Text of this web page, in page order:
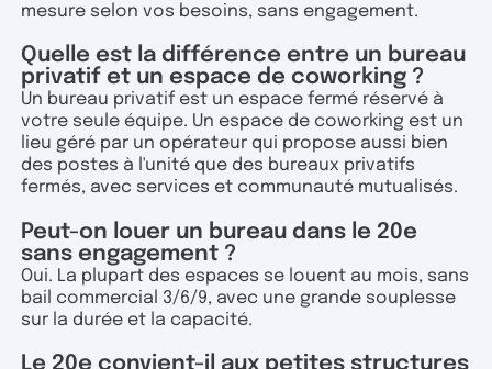
mesure selon vos besoins, sans engagement.
Quelle est la différence entre un bureau
privatif et un espace de coworking ?
Un bureau privatif est un espace fermé réservé à
votre seule équipe. Un espace de coworking est un
lieu géré par un opérateur qui propose aussi bien
des postes à l'unité que des bureaux privatifs
fermés, avec services et communauté mutualisés.
Peut-on louer un bureau dans le 20e
sans engagement ?
Oui. La plupart des espaces se louent au mois, sans
bail commercial 3/6/9, avec une grande souplesse
sur la durée et la capacité.